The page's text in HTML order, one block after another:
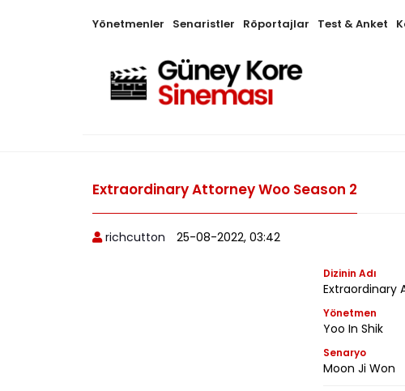
Yönetmenler Senaristler Röportajlar Test & Anket
Extraordinary Attorney Woo Season 2
richcutton 25-08-2022, 03:42
Dizinin Adı
Extraordinary
Yönetmen
Yoo In Shik
Senaryo
Moon Ji Won